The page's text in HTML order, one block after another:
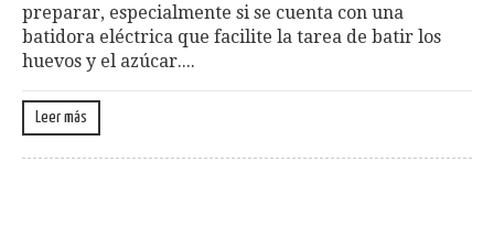
preparar, especialmente si se cuenta con una
batidora eléctrica que facilite la tarea de batir los
huevos y el azúcar....
Leer más